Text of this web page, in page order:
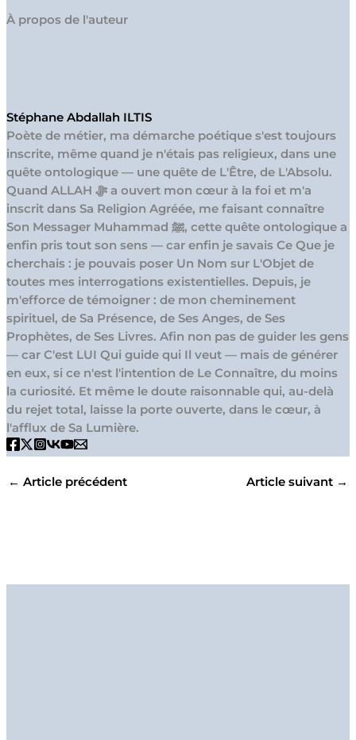
À propos de l'auteur
Stéphane Abdallah ILTIS
Poète de métier, ma démarche poétique s'est toujours
inscrite, même quand je n'étais pas religieux, dans une
quête ontologique — une quête de L'Être, de L'Absolu.
Quand ALLAH ﷻ a ouvert mon cœur à la foi et m'a
inscrit dans Sa Religion Agréée, me faisant connaître
Son Messager Muhammad ﷺ, cette quête ontologique a
enfin pris tout son sens — car enfin je savais Ce Que je
cherchais : je pouvais poser Un Nom sur L'Objet de
toutes mes interrogations existentielles. Depuis, je
m'efforce de témoigner : de mon cheminement
spirituel, de Sa Présence, de Ses Anges, de Ses
Prophètes, de Ses Livres. Afin non pas de guider les gens
— car C'est LUI Qui guide qui Il veut — mais de générer
en eux, si ce n'est l'intention de Le Connaître, du moins
la curiosité. Et même le doute raisonnable qui, au-delà
du rejet total, laisse la porte ouverte, dans le cœur, à
l'afflux de Sa Lumière.
← Article précédent Article suivant →